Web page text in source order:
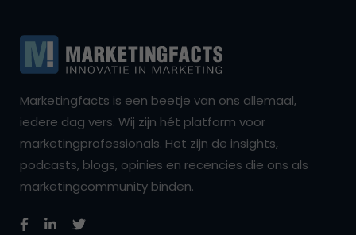
Marketingfacts is een beetje van ons allemaal,
iedere dag vers. Wij zijn hét platform voor
marketingprofessionals. Het zijn de insights,
podcasts, blogs, opinies en recencies die ons als
marketingcommunity binden.